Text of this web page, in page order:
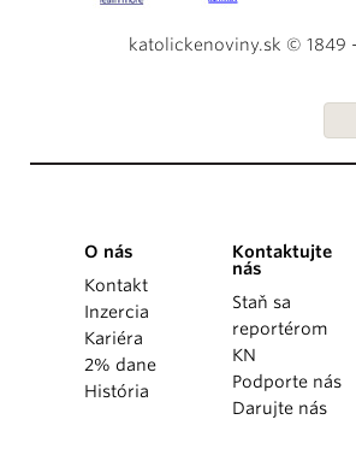
katolickenoviny.sk © 1849
O nás
Kontakt
Inzercia
Kariéra
2% dane
História
Kontaktujte
nás
Staň sa
reportérom
KN
Podporte nás
Darujte nás